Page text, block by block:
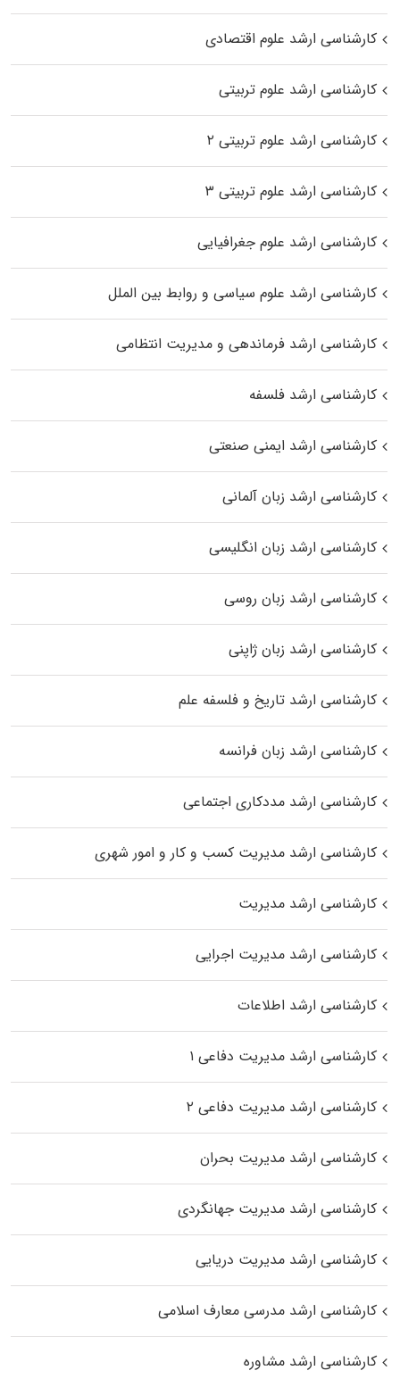
کارشناسی ارشد علوم اقتصادی
کارشناسی ارشد علوم تربیتی
کارشناسی ارشد علوم تربیتی ۲
کارشناسی ارشد علوم تربیتی ۳
کارشناسی ارشد علوم جغرافیایی
کارشناسی ارشد علوم سیاسی و روابط بین الملل
کارشناسی ارشد فرماندهی و مدیریت انتظامی
کارشناسی ارشد فلسفه
کارشناسی ارشد ایمنی صنعتی
کارشناسی ارشد زبان آلمانی
کارشناسی ارشد زبان انگلیسی
کارشناسی ارشد زبان روسی
کارشناسی ارشد زبان ژاپنی
کارشناسی ارشد تاریخ و فلسفه علم
کارشناسی ارشد زبان فرانسه
کارشناسی ارشد مددکاری اجتماعی
کارشناسی ارشد مدیریت کسب و کار و امور شهری
کارشناسی ارشد مدیریت
کارشناسی ارشد مدیریت اجرایی
کارشناسی ارشد اطلاعات
کارشناسی ارشد مدیریت دفاعی ۱
کارشناسی ارشد مدیریت دفاعی ۲
کارشناسی ارشد مدیریت بحران
کارشناسی ارشد مدیریت جهانگردی
کارشناسی ارشد مدیریت دریایی
کارشناسی ارشد مدرسی معارف اسلامی
کارشناسی ارشد مشاوره